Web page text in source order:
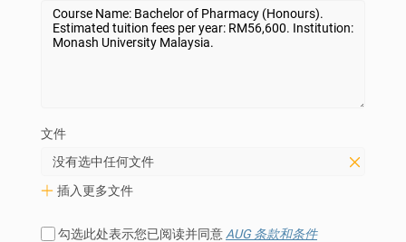
文件
没有选中任何文件
插入更多文件
勾选此处表示您已阅读并同意 AUG 条款和条件